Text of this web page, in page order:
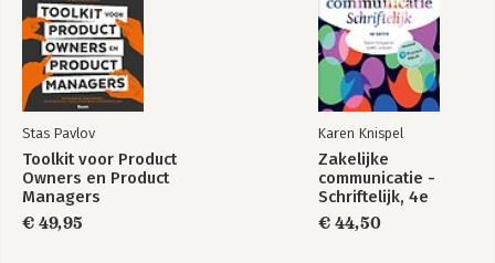
LITERATUURLIJST
OVER DE TIPGEVENDE EXPERTS
Stas Pavlov
Toolkit voor Product
Owners en Product
Managers
€ 49,95
Karen Knispel
Zakelijke
communicatie -
Schriftelijk, 4e
editie met MyLab NL
toegangscode
€ 44,50